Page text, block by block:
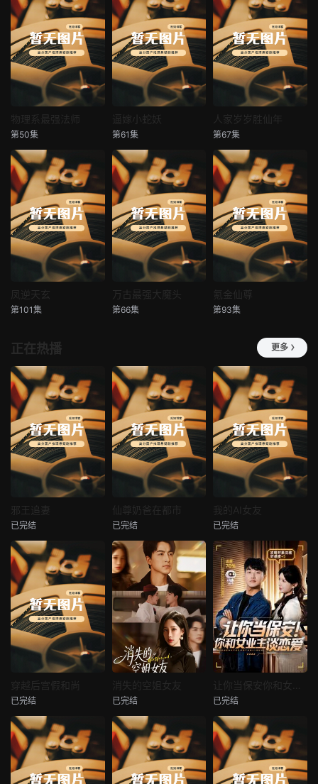
物理系最强法师
第50集
逼嫁小蛇妖
逼嫁小蛇妖
第61集
人家岁岁胜仙年
人家岁岁胜仙年
第67集
凤逆天玄
凤逆天玄
第101集
万古最强大魔头
万古最强大魔头
第66集
氪金仙尊
氪金仙尊
第93集
正在热播 更多
热播
邪王追妻
未知
邪王追妻
已完结
热播
未知
仙尊奶爸在都市
已完结
热播
我的AI女友
未知
我的AI女友
已完结
未知
穿越后宫假和尚
已完结
热播
未知
消失的空姐女友
已完结
未知
已完结